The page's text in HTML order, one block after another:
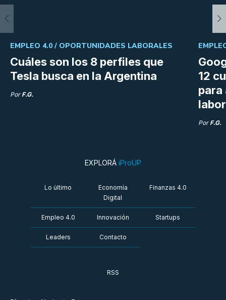
Cuáles son los 8 perfiles que
Tesla busca en la Argentina
EMPLEO 4.0 / OPORTUNIDADES LABORALES
Por F.G.
12
para
Por F.G.
EXPLORÁ iProUP
Lo último
Economía
Digital
Finanzas 4.0
Empleo 4.0 Innovación Startups
Leaders Contacto
RSS